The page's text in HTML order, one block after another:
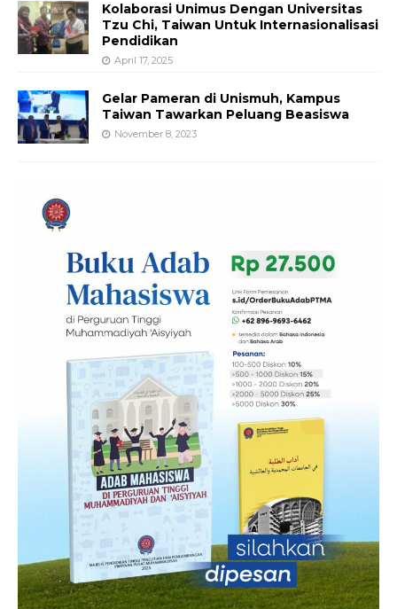
Kolaborasi Unimus Dengan Universitas
Tzu Chi, Taiwan Untuk Internasionalisasi
Pendidikan
April 17, 2025
Gelar Pameran di Unismuh, Kampus
Taiwan Tawarkan Peluang Beasiswa
November 8, 2023